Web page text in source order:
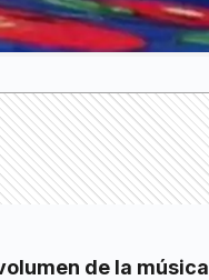
de la música